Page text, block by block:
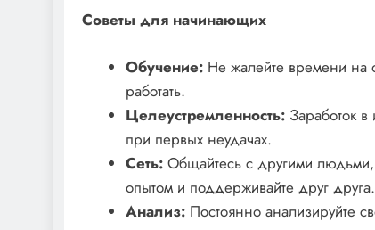
Советы для начинающих
Обучение:Не жалейте времени на
работать.
Целеустремленность:Заработок в
при первых неудачах.
Сеть:Общайтесь с другими людьми,
опытом и поддерживайте друг друга.
Анализ:Постоянно анализируйте